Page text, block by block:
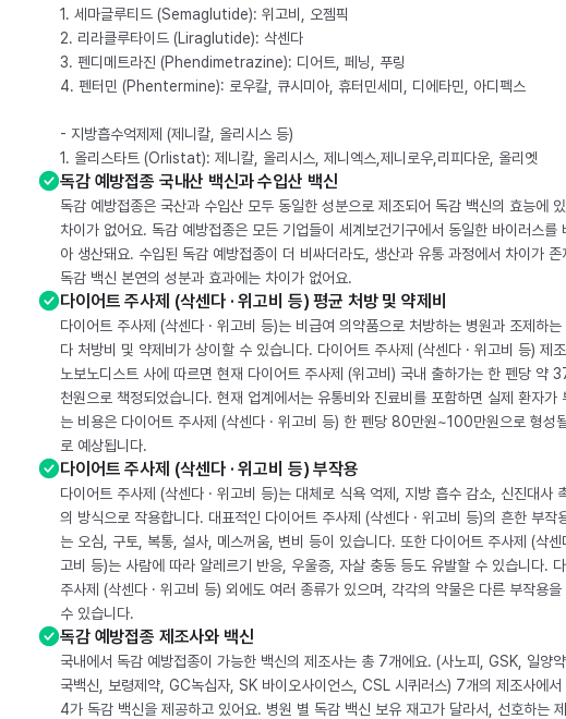
1. 세마글루티드 (Semaglutide): 위고비, 오젬픽
2. 리라클루타이드 (Liraglutide): 삭센다
3. 펜디메트라진 (Phendimetrazine): 디어트, 페닝, 푸링
4. 펜터민 (Phentermine): 로우칼, 큐시미아, 휴터민세미, 디에타민, 아디펙스
- 지방흡수억제제 (제니칼, 올리시스 등)
1. 올리스타트 (Orlistat): 제니칼, 올리시스, 제니엑스,제니로우,리피다운, 올리엣
독감 예방접종 국내산 백신과 수입산 백신
독감 예방접종은 국산과 수입산 모두 동일한 성분으로 제조되어 독감 백신의 효능에
차이가 없어요. 독감 예방접종은 모든 기업들이 세계보건기구에서 동일한 바이러스를
아 생산돼요. 수입된 독감 예방접종이 더 비싸더라도, 생산과 유통 과정에서 차이가 존
독감 백신 본연의 성분과 효과에는 차이가 없어요.
다이어트 주사제 (삭센다 · 위고비 등) 평균 처방 및 약제비
다이어트 주사제 (삭센다 · 위고비 등)는 비급여 의약품으로 처방하는 병원과 조제하는
다 처방비 및 약제비가 상이할 수 있습니다. 다이어트 주사제 (삭센다 · 위고비 등) 제
노보노디스트 사에 따르면 현재 다이어트 주사제 (위고비) 국내 출하가는 한 펜당 약
천원으로 책정되었습니다. 현재 업계에서는 유통비와 진료비를 포함하면 실제 환자가
는 비용은 다이어트 주사제 (삭센다 · 위고비 등) 한 펜당 80만원~100만원으로 형성
로 예상됩니다.
다이어트 주사제 (삭센다 · 위고비 등) 부작용
다이어트 주사제 (삭센다 · 위고비 등)는 대체로 식욕 억제, 지방 흡수 감소, 신진대사
의 방식으로 작용합니다. 대표적인 다이어트 주사제 (삭센다 · 위고비 등)의 흔한 부작
는 오심, 구토, 복통, 설사, 메스꺼움, 변비 등이 있습니다. 또한 다이어트 주사제 (삭센
고비 등)는 사람에 따라 알레르기 반응, 우울증, 자살 충동 등도 유발할 수 있습니다.
주사제 (삭센다 · 위고비 등) 외에도 여러 종류가 있으며, 각각의 약물은 다른 부작용을
수 있습니다.
독감 예방접종 제조사와 백신
국내에서 독감 예방접종이 가능한 백신의 제조사는 총 7개에요. (사노피, GSK, 일양
국백신, 보령제약, GC녹십자, SK 바이오사이언스, CSL 시퀴러스) 7개의 제조사에서
4가 독감 백신을 제공하고 있어요. 병원 별 독감 백신 보유 재고가 달라서, 선호하는